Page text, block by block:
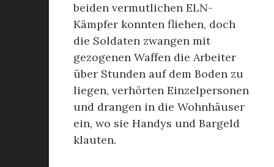
beiden vermutlichen ELN-
Kämpfer konnten fliehen, doch
die Soldaten zwangen mit
gezogenen Waffen die Arbeiter
über Stunden auf dem Boden zu
liegen, verhörten Einzelpersonen
und drangen in die Wohnhäuser
ein, wo sie Handys und Bargeld
klauten.